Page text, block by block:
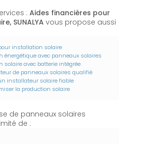
: Aides financières pour
SUNALYA vous propose aussi
installation solaire
énergétique avec panneaux solaires
solaire avec batterie intégrée
de panneaux solaires qualifié
installateur solaire fiable
la production solaire
de panneaux solaires
de :